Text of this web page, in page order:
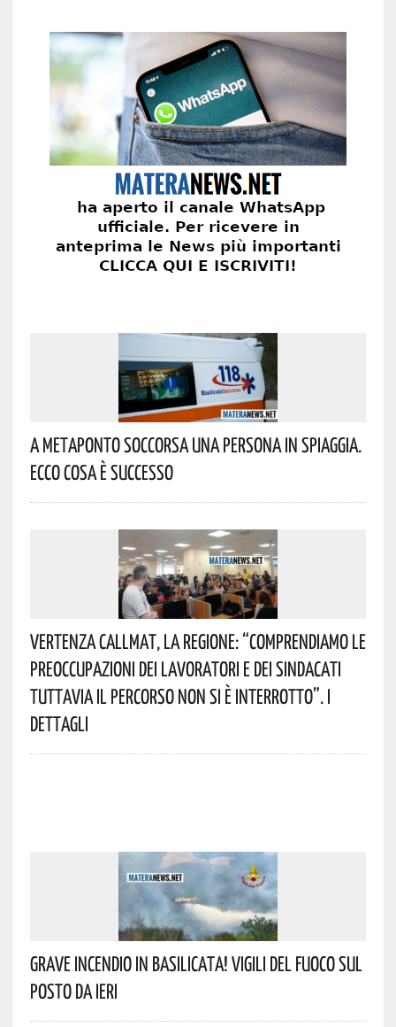
A Metaponto Soccorsa Una Persona In Spiaggia.
Ecco Cosa È Successo
Vertenza CallMat, La Regione: “comprendiamo Le
Preoccupazioni Dei Lavoratori E Dei Sindacati
Tuttavia Il Percorso Non Si È Interrotto”. I
Dettagli
Grave Incendio In Basilicata! Vigili Del Fuoco Sul
Posto Da Ieri